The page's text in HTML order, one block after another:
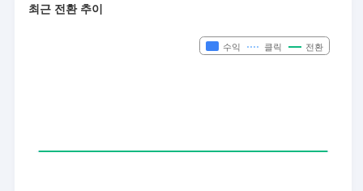
최근 전환 추이